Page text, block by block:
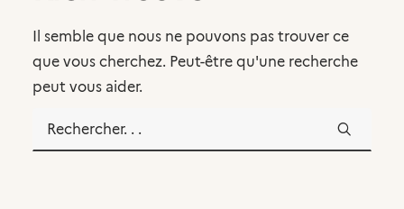
Compte partenaire
Compte volontaire
Il semble que nous ne pouvons pas trouver ce
que vous cherchez. Peut-être qu'une recherche
peut vous aider.